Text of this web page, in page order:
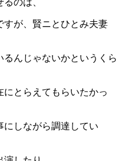
のは、
すが、賢ニとひとみ夫妻
んじゃないかというくら
とらえてもらいたかっ
にしながら調達してい